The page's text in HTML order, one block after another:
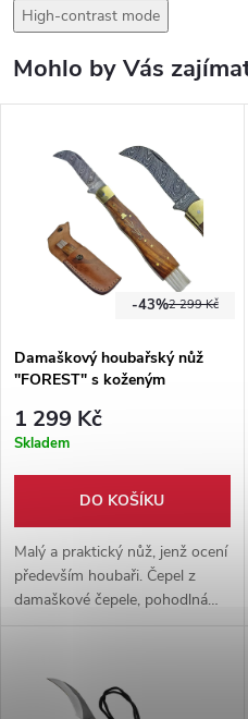
High-contrast mode
Mohlo by Vás
2 299 Kč
-43%
Damaškový houbařský nůž
"FOREST" s koženým
1 299 Kč
Skladem
DO KOŠÍKU
Malý a praktický nůž, jenž ocení
především houbaři. Čepel z
damaškové čepele, pohodlná
dřevěná rukojeť a pevné